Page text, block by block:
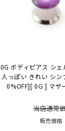
0G ボディピアス シ
人っぽい きれい シ
0%OFF][ 0G ] マザ
当店通常
販売価格